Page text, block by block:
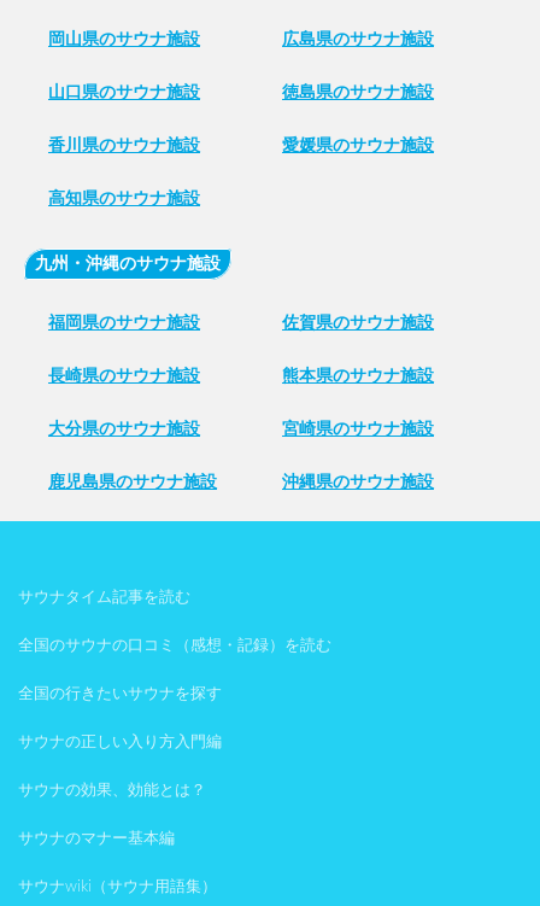
岡山県のサウナ施設 広島県のサウナ施設
山口県のサウナ施設 徳島県のサウナ施設
香川県のサウナ施設 愛媛県のサウナ施設
高知県のサウナ施設
九州・沖縄のサウナ施設
福岡県のサウナ施設 佐賀県のサウナ施設
長崎県のサウナ施設 熊本県のサウナ施設
大分県のサウナ施設 宮崎県のサウナ施設
鹿児島県のサウナ施設 沖縄県のサウナ施設
サウナタイム記事を読む
全国のサウナの口コミ（感想・記録）を読む
全国の行きたいサウナを探す
サウナの正しい入り方入門編
サウナの効果、効能とは？
サウナのマナー基本編
サウナwiki（サウナ用語集）